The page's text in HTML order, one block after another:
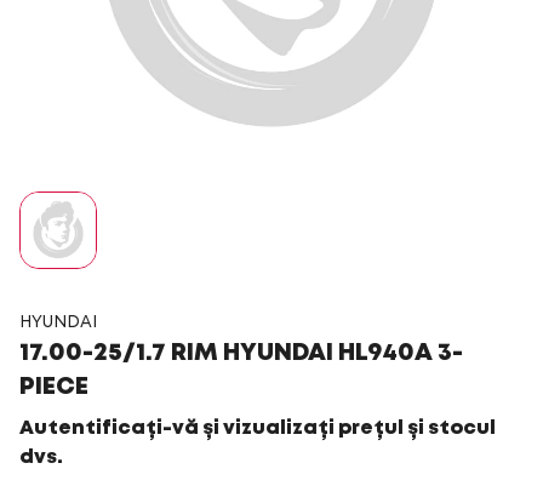
HYUNDAI
17.00-25/1.7 RIM HYUNDAI HL940A 3-
PIECE
Autentificați-vă și vizualizați prețul și stocul
dvs.